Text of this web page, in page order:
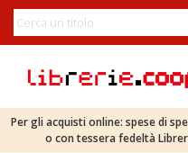
Per gli acquisti online: spese di
o con tessera fedeltà